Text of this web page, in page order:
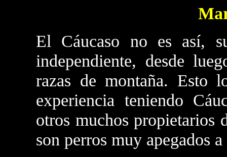
El Cáucaso no es así,
independiente, desde
razas de montaña. Esto
experiencia teniendo
otros muchos propietarios
son perros muy apegados